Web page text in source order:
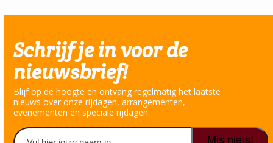
Schrijf je in voor de
nieuwsbrief!
Blijf op de hoogte en ontvang regelmatig het laatste
nieuws over onze rijdagen, arrangementen,
evenementen en speciale rijdagen.
Naam